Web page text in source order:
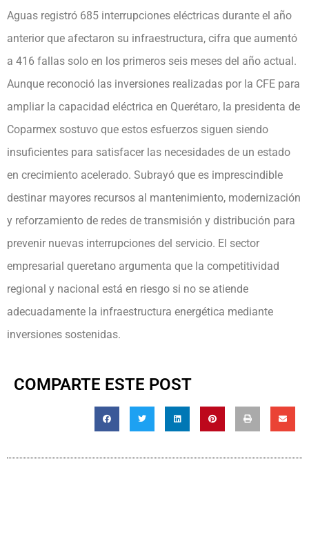
Aguas registró 685 interrupciones eléctricas durante el año
anterior que afectaron su infraestructura, cifra que aumentó
a 416 fallas solo en los primeros seis meses del año actual.
Aunque reconoció las inversiones realizadas por la CFE para
ampliar la capacidad eléctrica en Querétaro, la presidenta de
Coparmex sostuvo que estos esfuerzos siguen siendo
insuficientes para satisfacer las necesidades de un estado
en crecimiento acelerado. Subrayó que es imprescindible
destinar mayores recursos al mantenimiento, modernización
y reforzamiento de redes de transmisión y distribución para
prevenir nuevas interrupciones del servicio. El sector
empresarial queretano argumenta que la competitividad
regional y nacional está en riesgo si no se atiende
adecuadamente la infraestructura energética mediante
inversiones sostenidas.
COMPARTE ESTE POST